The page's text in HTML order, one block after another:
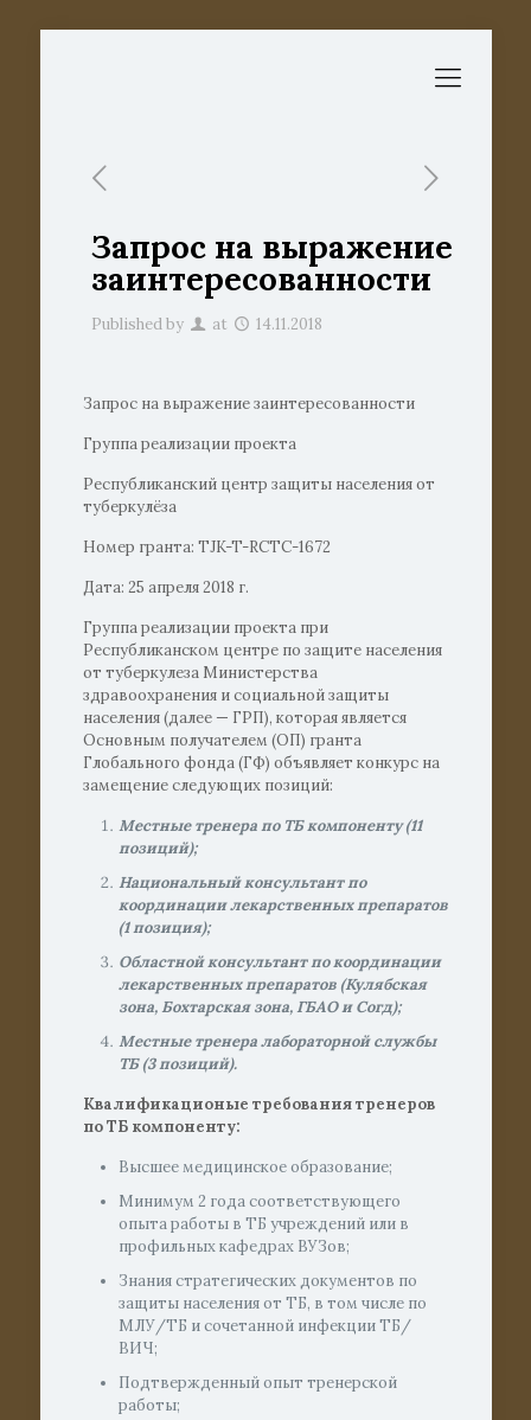
Запрос на выражение
заинтересованности
Published by at 14.11.2018
Запрос на выражение заинтересованности
Группа реализации проекта
Республиканский центр защиты населения от
туберкулёза
Номер гранта: TJK-T-RCTC-1672
Дата: 25 апреля 2018 г.
Группа реализации проекта при
Республиканском центре по защите населения
от туберкулеза Министерства
здравоохранения и социальной защиты
населения (далее — ГРП), которая является
Основным получателем (ОП) гранта
Глобального фонда (ГФ) объявляет конкурс на
замещение следующих позиций:
Местные тренера по ТБ компоненту (11
позиций);
Национальный консультант по
координации лекарственных препаратов
(1 позиция);
Областной консультант по координации
лекарственных препаратов (Кулябская
зона, Бохтарская зона, ГБАО и Согд);
Местные тренера лабораторной службы
ТБ (3 позиций).
Квалификационые требования тренеров
по ТБ компоненту:
Высшее медицинское образование;
Минимум 2 года соответствующего
опыта работы в ТБ учреждений или в
профильных кафедрах ВУЗов;
Знания стратегических документов по
защиты населения от ТБ, в том числе по
МЛУ/ТБ и сочетанной инфекции ТБ/
ВИЧ;
Подтвержденный опыт тренерской
работы;